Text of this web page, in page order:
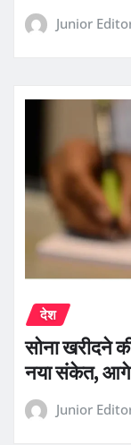
Junior
देश
सोना खरीदने
नया संकेत, आगे
Junior